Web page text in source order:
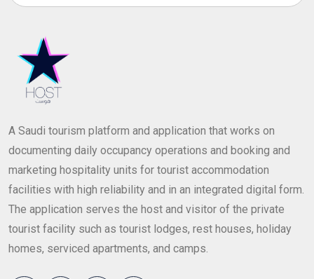
A Saudi tourism platform and application that works on
documenting daily occupancy operations and booking and
marketing hospitality units for tourist accommodation
facilities with high reliability and in an integrated digital form.
The application serves the host and visitor of the private
tourist facility such as tourist lodges, rest houses, holiday
homes, serviced apartments, and camps.